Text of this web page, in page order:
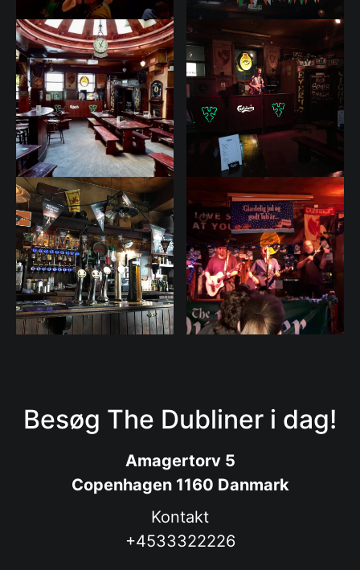
Besøg The Dubliner i dag!
Amagertorv 5
Copenhagen 1160 Danmark
Kontakt
+4533322226